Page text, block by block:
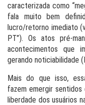
caracterizada como
fala muito bem
lucro/retorno imediato
PT”). Os atos pré-
acontecimentos que
gerando noticiabilidade
Mais do que isso,
fazem emergir sentidos
liberdade dos usuários